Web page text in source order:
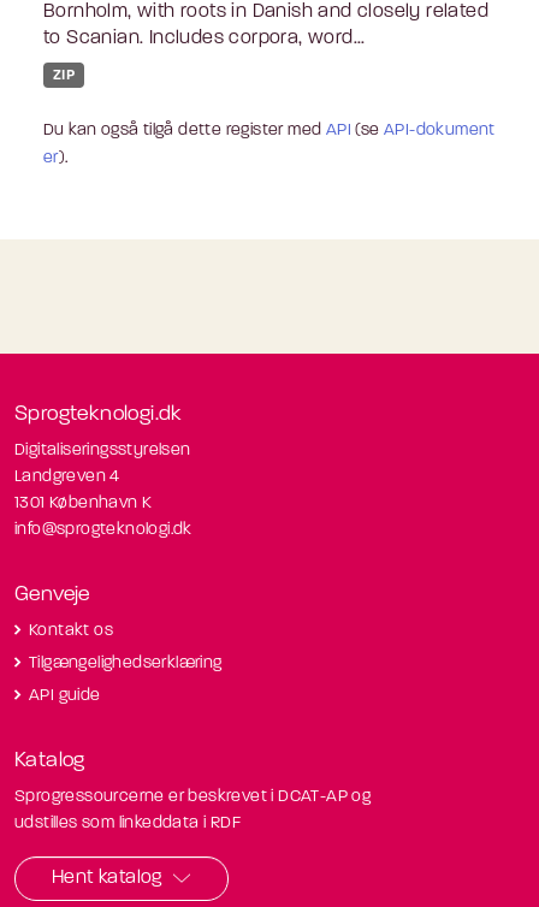
Bornholm, with roots in Danish and closely related
to Scanian. Includes corpora, word...
ZIP
Du kan også tilgå dette register med API (seAPI-dokument
er).
Sprogteknologi.dk
Digitaliseringsstyrelsen
Landgreven 4
1301 København K
info@sprogteknologi.dk
Genveje
Kontakt os
Tilgængelighedserklæring
API guide
Katalog
Sprogressourcerne er beskrevet i DCAT-AP og
udstilles som linkeddata i RDF
Hent katalog